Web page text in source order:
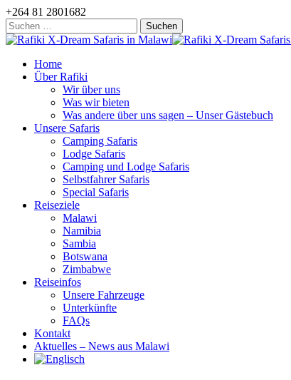
+264 81 2801682
Suchen
nach:
Home
Über Rafiki
Wir über uns
Was wir bieten
Was andere über uns sagen – Unser Gästebuch
Unsere Safaris
Camping Safaris
Lodge Safaris
Camping und Lodge Safaris
Selbstfahrer Safaris
Special Safaris
Reiseziele
Malawi
Namibia
Sambia
Botswana
Zimbabwe
Reiseinfos
Unsere Fahrzeuge
Unterkünfte
FAQs
Kontakt
Aktuelles – News aus Malawi